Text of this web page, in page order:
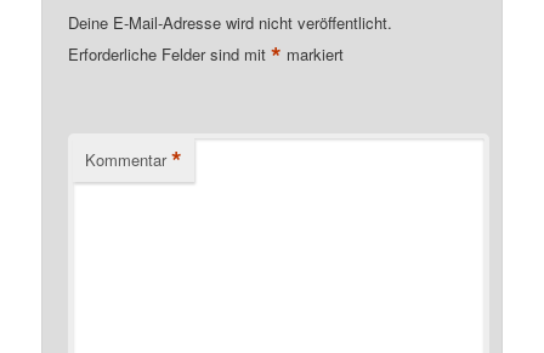
Deine E-Mail-Adresse wird nicht veröffentlicht.
Erforderliche Felder sind mit* markiert
Kommentar *